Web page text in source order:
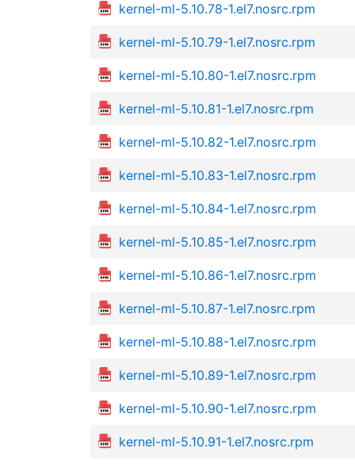
kernel-ml-5.10.78-1.el7.nosrc.rpm
kernel-ml-5.10.79-1.el7.nosrc.rpm
kernel-ml-5.10.80-1.el7.nosrc.rpm
kernel-ml-5.10.81-1.el7.nosrc.rpm
kernel-ml-5.10.82-1.el7.nosrc.rpm
kernel-ml-5.10.83-1.el7.nosrc.rpm
kernel-ml-5.10.84-1.el7.nosrc.rpm
kernel-ml-5.10.85-1.el7.nosrc.rpm
kernel-ml-5.10.86-1.el7.nosrc.rpm
kernel-ml-5.10.87-1.el7.nosrc.rpm
kernel-ml-5.10.88-1.el7.nosrc.rpm
kernel-ml-5.10.89-1.el7.nosrc.rpm
kernel-ml-5.10.90-1.el7.nosrc.rpm
kernel-ml-5.10.91-1.el7.nosrc.rpm